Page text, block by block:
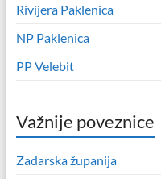
Rivijera Paklenica
NP Paklenica
PP Velebit
Važnije poveznice
Zadarska županija